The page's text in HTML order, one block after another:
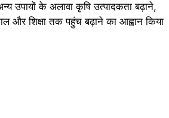
उपायों के अलावा कृषि उत्पादकता बढ़ाने,
और शिक्षा तक पहुंच बढ़ाने का आह्वान किया